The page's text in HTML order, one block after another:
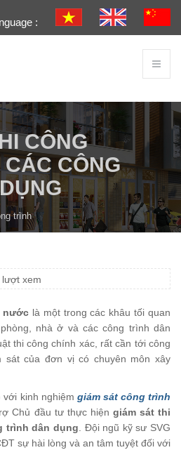
:
CÔNG
CÔNG
trình
lượt xem
nước là một trong các khâu tối quan
nhà ở và các công trình dân
thi công chính xác, rất cần tới công
sát của đơn vị có chuyên môn xây
với kinh nghiệm giám sát công trình
Chủ đầu tư thực hiện giám sát thi
trình dân dụng . Đội ngũ kỹ sư SVG
sự hài lòng và an tâm tuyệt đối với